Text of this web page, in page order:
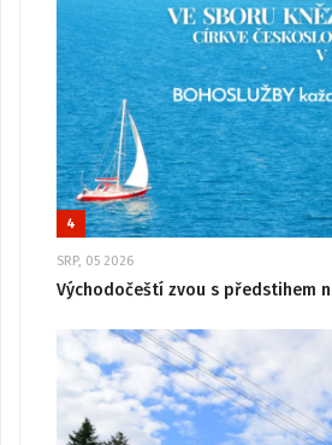
4
SRP, 05 2026
Východočeští zvou s předstihem